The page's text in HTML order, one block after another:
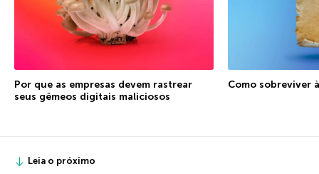
Por que as empresas devem rastrear
seus gêmeos digitais maliciosos
Como sobreviver
Leia o próximo